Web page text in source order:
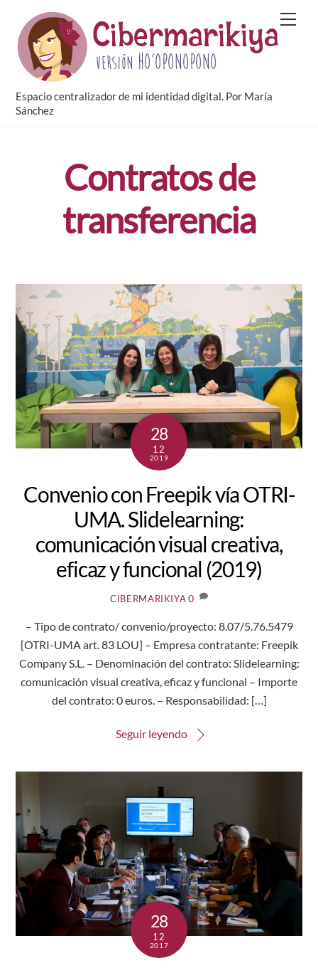
content
Espacio centralizador de mi identidad digital. Por María
Sánchez
Contratos de
transferencia
28
12
2019
Convenio con Freepik vía OTRI-
UMA. Slidelearning:
comunicación visual creativa,
eficaz y funcional (2019)
CIBERMARIKIYA 0
– Tipo de contrato/ convenio/proyecto: 8.07/5.76.5479
[OTRI-UMA art. 83 LOU] – Empresa contratante: Freepik
Company S.L. – Denominación del contrato: Slidelearning:
comunicación visual creativa, eficaz y funcional – Importe
del contrato: 0 euros. – Responsabilidad: […]
Seguir leyendo
28
12
2017